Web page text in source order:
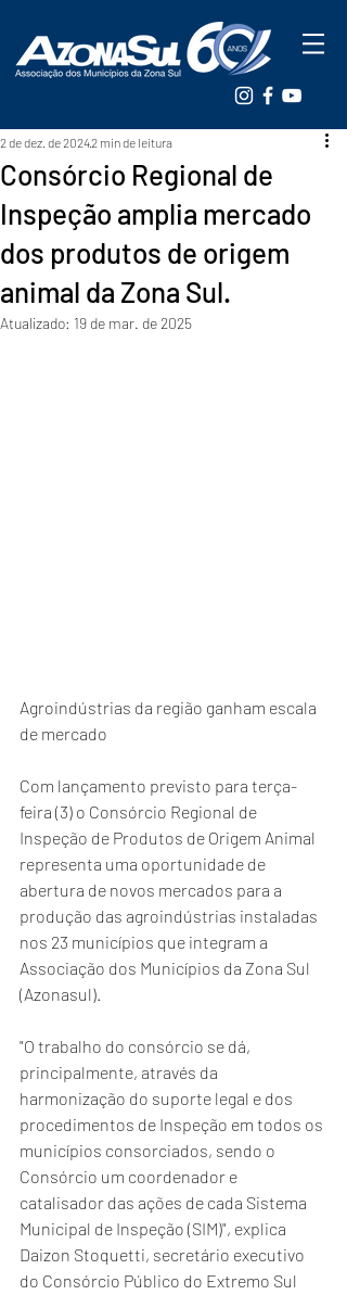
Consórcio Regional de
Inspeção amplia mercado
dos produtos de origem
animal da Zona Sul.
2 de dez. de 20242 min de leitura
Atualizado: 19 de mar. de 2025
Agroindústrias da região ganham escala
de mercado
Com lançamento previsto para terça-
feira (3) o Consórcio Regional de
Inspeção de Produtos de Origem Animal
representa uma oportunidade de
abertura de novos mercados para a
produção das agroindústrias instaladas
nos 23 municípios que integram a
Associação dos Municípios da Zona Sul
(Azonasul).
"O trabalho do consórcio se dá,
principalmente, através da
harmonização do suporte legal e dos
procedimentos de Inspeção em todos os
municípios consorciados, sendo o
Consórcio um coordenador e
catalisador das ações de cada Sistema
Municipal de Inspeção (SIM)", explica
Daizon Stoquetti, secretário executivo
do Consórcio Público do Extremo Sul